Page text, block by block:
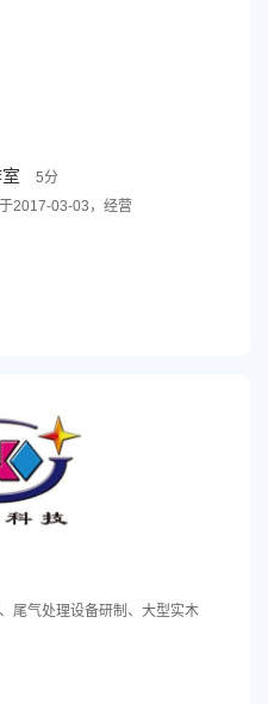
5分
2017-03-03，经营
尾气处理设备研制、大型实木